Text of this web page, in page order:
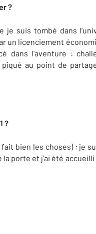
?
je suis tombé dans
un licenciement
dans l'aventure :
au point de
?
bien les choses) : je
la porte et j’ai été